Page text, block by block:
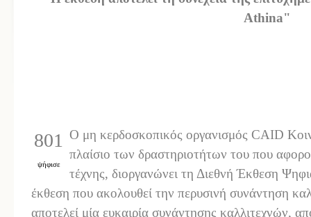
Athina"
801
ψήφισε
Ο μη κερδοσκοπικός οργανισμός CAID
πλαίσιο των δραστηριοτήτων του που
τέχνης, διοργανώνει τη Διεθνή Έκθεση
έκθεση που ακολουθεί την περυσινή συνάντηση
αποτελεί μία ευκαιρία συνάντησης καλλιτεχνών,